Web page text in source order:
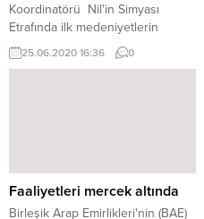
Koordinatörü Nil'in Simyası
Etrafında ilk medeniyetlerin
doğup geliştiği Nil Nehri antik
çağlardan bu yana filozofların,
Müslüman âlimleri de cevap
bulmaya çalışmışlardır. 19. yüzyıl
ile birlikte Nil...
25.06.2020 16:36 0
Faaliyetleri mercek altında
Birleşik Arap Emirlikleri'nin (BAE)